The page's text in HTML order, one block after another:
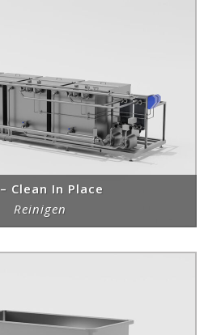
Clean In Place
Reinigen